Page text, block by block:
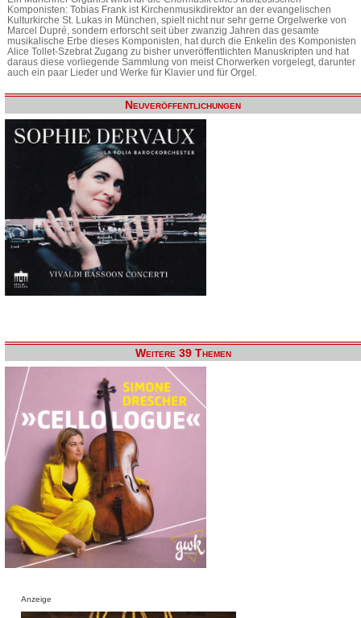
Komponisten: Tobias Frank ist Kirchenmusikdirektor an der evangelischen
Kulturkirche St. Lukas in München, spielt nicht nur sehr gerne Orgelwerke von
Marcel Dupré, sondern erforscht seit über zwanzig Jahren das gesamte
musikalische Erbe dieses Komponisten, hat durch die Enkelin des Komponisten
Alice Tollet-Szebrat Zugang zu bisher unveröffentlichten Manuskripten und hat
daraus diese vorliegende Sammlung von meist Chorwerken vorgelegt, darunter
auch ein paar Lieder und Werke für Klavier und für Orgel.
Neuveröffentlichungen
Weitere 39 Themen
Anzeige